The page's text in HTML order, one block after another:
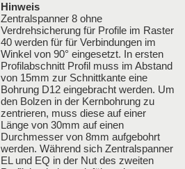
Hinweis
Zentralspanner 8 ohne
Verdrehsicherung für Profile im Raster
40 werden für für Verbindungen im
Winkel von 90° eingesetzt. In ersten
Profilabschnitt Profil muss im Abstand
von 15mm zur Schnittkante eine
Bohrung D12 eingebracht werden. Um
den Bolzen in der Kernbohrung zu
zentrieren, muss diese auf einer
Länge von 30mm auf einen
Durchmesser von 8mm aufgebohrt
werden. Während sich Zentralspanner
EL und EQ in der Nut des zweiten